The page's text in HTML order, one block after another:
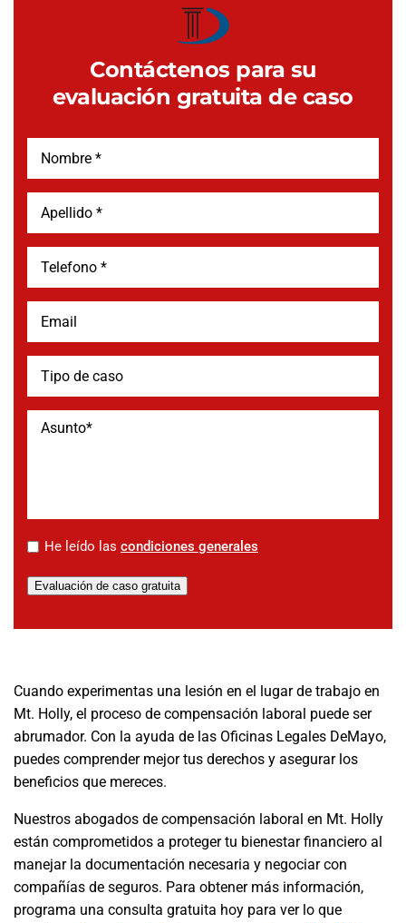
Contáctenos para su
evaluación gratuita de caso
* He leído las condiciones generales
Evaluación de caso gratuita
Cuando experimentas una lesión en el lugar de trabajo en
Mt. Holly, el proceso de compensación laboral puede ser
abrumador. Con la ayuda de las Oficinas Legales DeMayo,
puedes comprender mejor tus derechos y asegurar los
beneficios que mereces.
Nuestros abogados de compensación laboral en Mt. Holly
están comprometidos a proteger tu bienestar financiero al
manejar la documentación necesaria y negociar con
compañías de seguros. Para obtener más información,
programa una consulta gratuita hoy para ver lo que